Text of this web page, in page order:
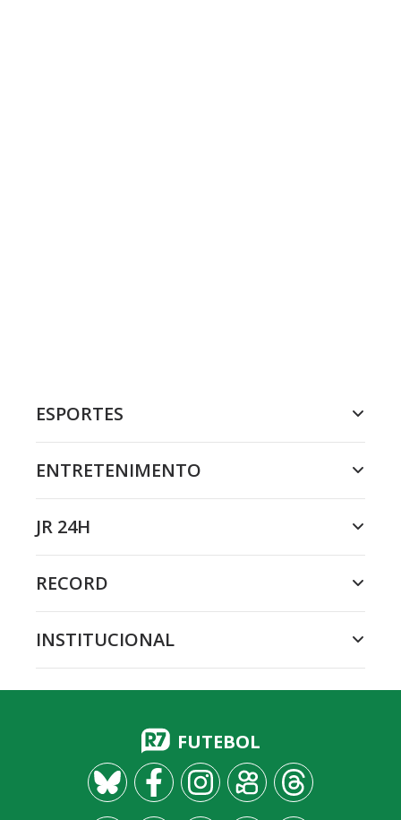
ESPORTES
ENTRETENIMENTO
JR 24H
RECORD
INSTITUCIONAL
FUTEBOL